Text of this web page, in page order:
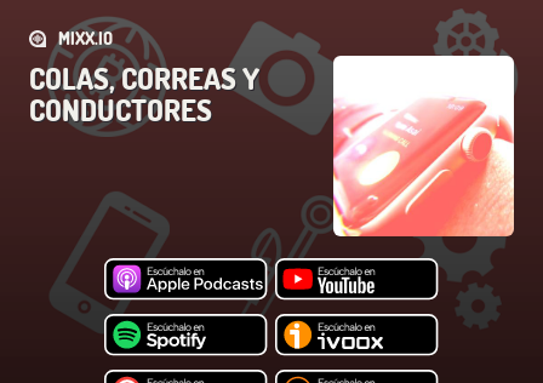
MIXX.IO
COLAS, CORREAS Y
CONDUCTORES